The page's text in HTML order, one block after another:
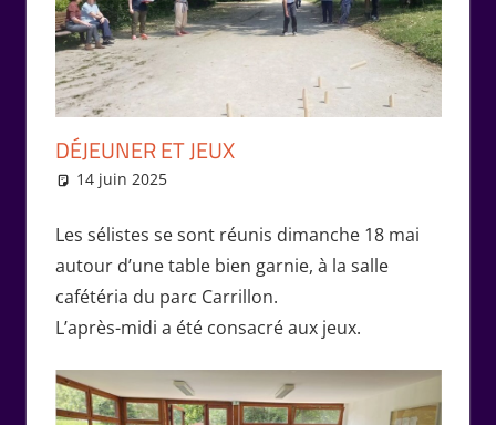
DÉJEUNER ET JEUX
14 juin 2025
Les sélistes se sont réunis dimanche 18 mai
autour d’une table bien garnie, à la salle
cafétéria du parc Carrillon.
L’après-midi a été consacré aux jeux.